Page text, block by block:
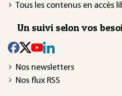
Tous les contenus en accès
Un suivi selon vos
Nos newsletters
Nos flux RSS